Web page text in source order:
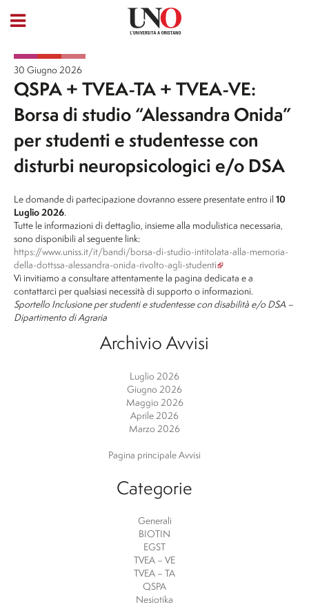
30 Giugno 2026
QSPA + TVEA-TA + TVEA-VE:
Borsa di studio “Alessandra Onida”
per studenti e studentesse con
disturbi neuropsicologici e/o DSA
Le domande di partecipazione dovranno essere presentate entro il 10
Luglio 2026.
Tutte le informazioni di dettaglio, insieme alla modulistica necessaria,
sono disponibili al seguente link:
https://www.uniss.it/it/bandi/borsa-di-studio-intitolata-alla-memoria-
della-dottssa-alessandra-onida-rivolto-agli-studenti
Vi invitiamo a consultare attentamente la pagina dedicata e a
contattarci per qualsiasi necessità di supporto o informazioni.
Sportello Inclusione per studenti e studentesse con disabilità e/o DSA –
Dipartimento di Agraria
Archivio Avvisi
Luglio 2026
Giugno 2026
Maggio 2026
Aprile 2026
Marzo 2026
Pagina principale Avvisi
Categorie
Generali
BIOTIN
EGST
TVEA – VE
TVEA – TA
QSPA
Nesiotika